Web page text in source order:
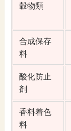
穀物類
合成保存
料
酸化防止
剤
香料着色
料